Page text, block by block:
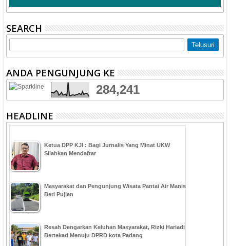
SEARCH
ANDA PENGUNJUNG KE
284,241
HEADLINE
Ketua DPP KJI : Bagi Jurnalis Yang Minat UKW
Silahkan Mendaftar
Masyarakat dan Pengunjung Wisata Pantai Air Manis
Beri Pujian
Resah Dengarkan Keluhan Masyarakat, Rizki Hariadi
Bertekad Menuju DPRD kota Padang